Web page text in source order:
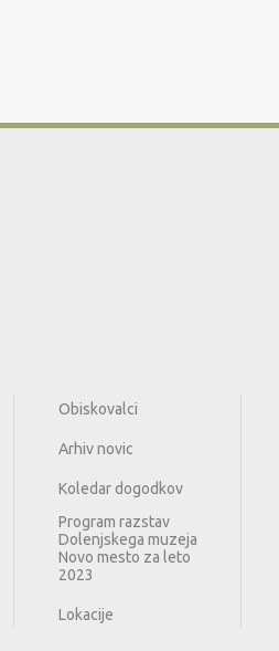
Obiskovalci
Arhiv novic
Koledar dogodkov
Program razstav
Dolenjskega muzeja
Novo mesto za leto
2023
Lokacije